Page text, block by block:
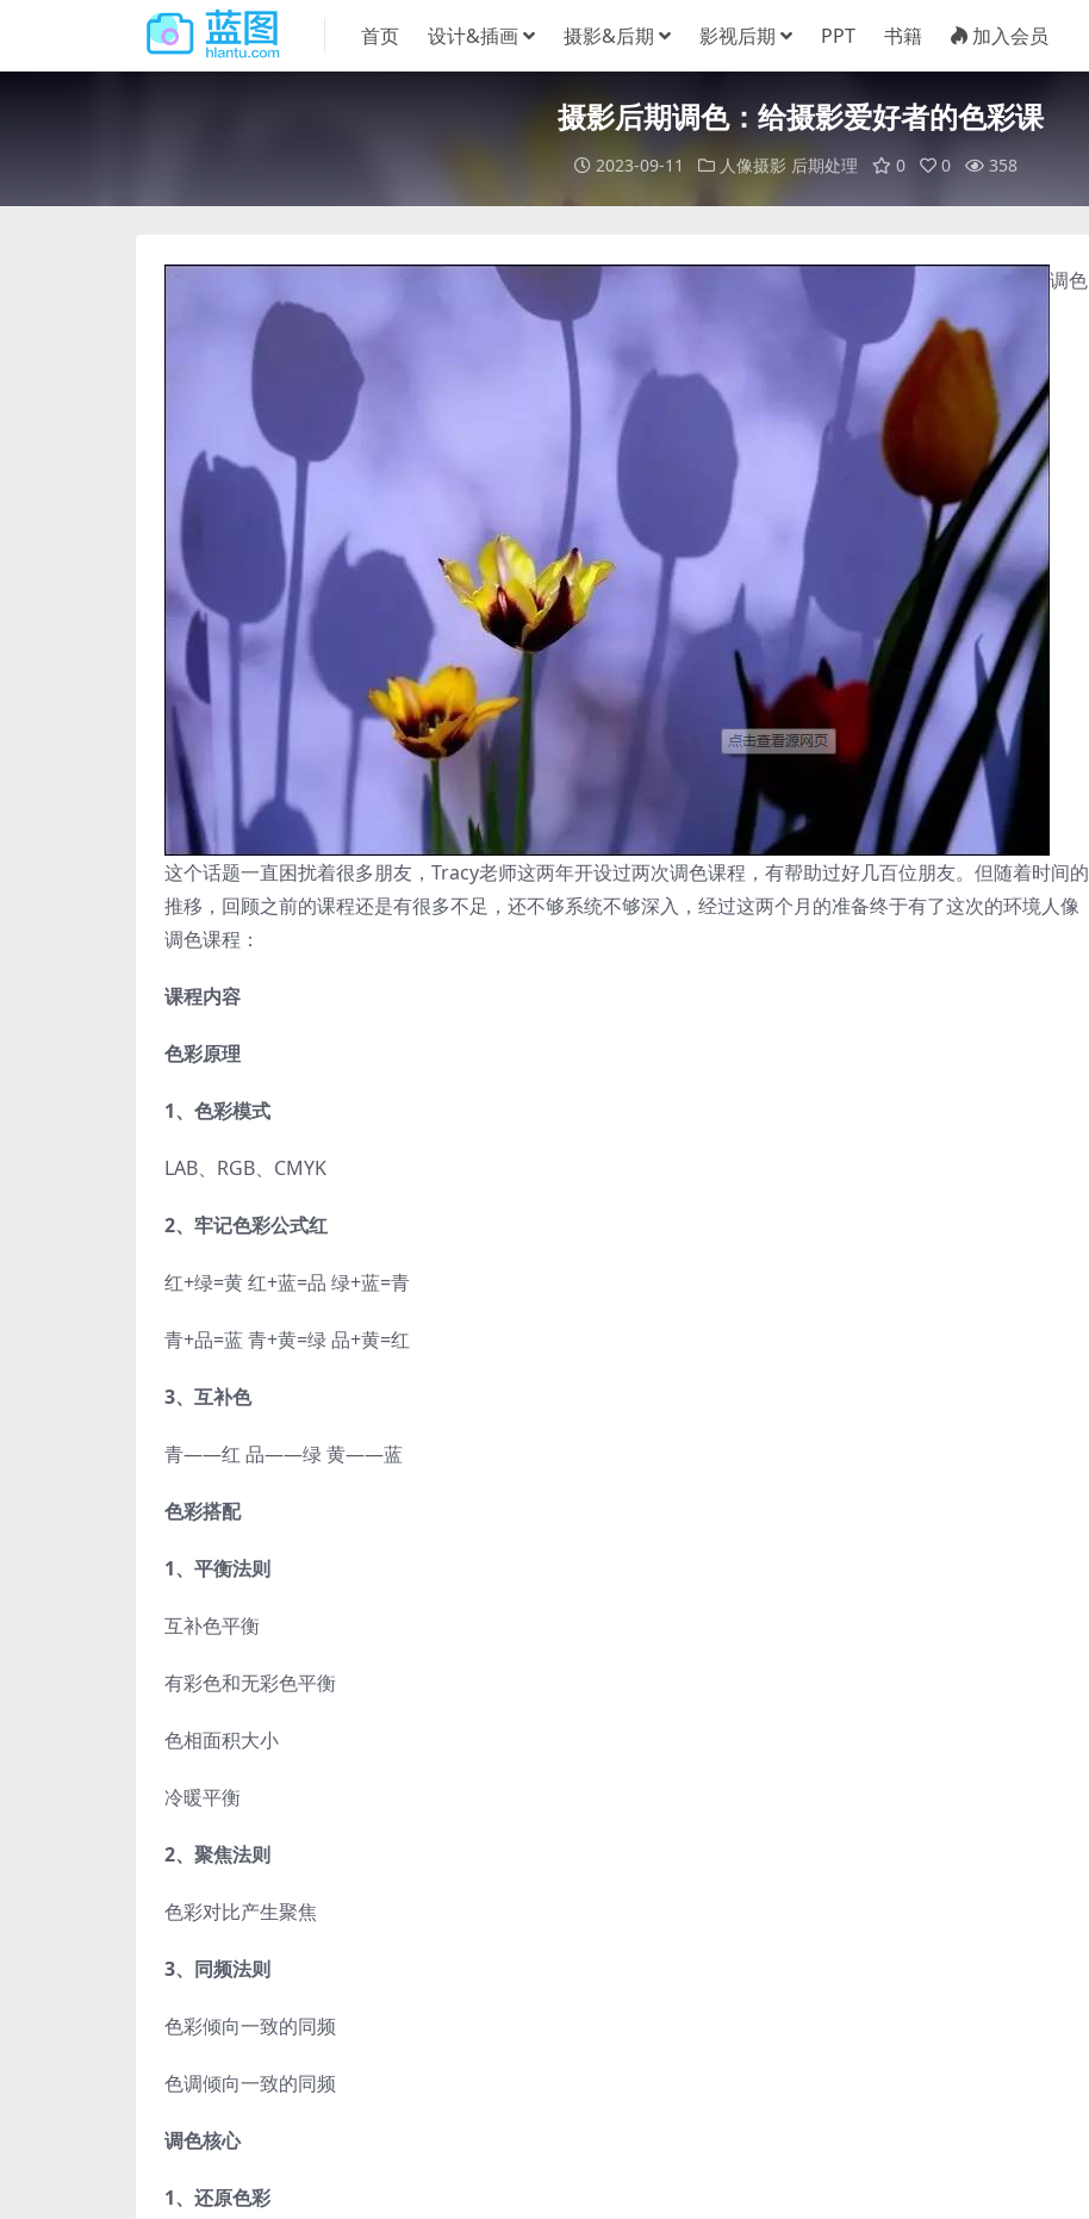
首页 设计&插画 摄影&后期 影视后期 PPT 书籍 加入会员
摄影后期调色：给摄影爱好者的色彩课
2023-09-11 人像摄影 后期处理 0 0 358
调色
这个话题一直困扰着很多朋友，Tracy老师这两年开设过两次调色课程，有帮助过好几百位朋友。但随着时间的
推移，回顾之前的课程还是有很多不足，还不够系统不够深入，经过这两个月的准备终于有了这次的环境人像
调色课程：
课程内容
色彩原理
1、色彩模式
LAB、RGB、CMYK
2、牢记色彩公式红
红+绿=黄 红+蓝=品 绿+蓝=青
青+品=蓝 青+黄=绿 品+黄=红
3、互补色
青——红 品——绿 黄——蓝
色彩搭配
1、平衡法则
互补色平衡
有彩色和无彩色平衡
色相面积大小
冷暖平衡
2、聚焦法则
色彩对比产生聚焦
3、同频法则
色彩倾向一致的同频
色调倾向一致的同频
调色核心
1、还原色彩